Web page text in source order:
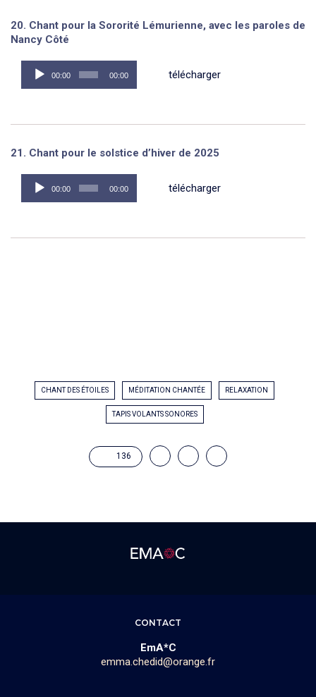
20. Chant pour la Sororité Lémurienne, avec les paroles de
Nancy Côté
00:00 00:00 télécharger
21. Chant pour le solstice d’hiver de 2025
00:00 00:00 télécharger
CHANT DES ÉTOILES MÉDITATION CHANTÉE RELAXATION
TAPIS VOLANTS SONORES
136
CONTACT
EmA*C
emma.chedid@orange.fr